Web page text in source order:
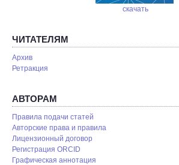
скачать
ЧИТАТЕЛЯМ
Архив
Ретракция
АВТОРАМ
Правила подачи статей
Авторские права и правила
Лицензионный договор
Регистрация ORCID
Графическая аннотация